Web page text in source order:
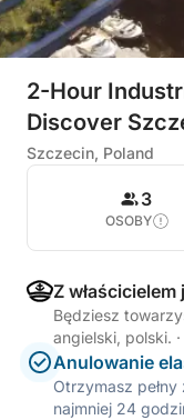
2-Hour
Discover
Szczecin, Poland
3
OSOBY
Z
Będziesz
angielski, polski. ·
Anulowanie
Otrzymasz
najmniej 24